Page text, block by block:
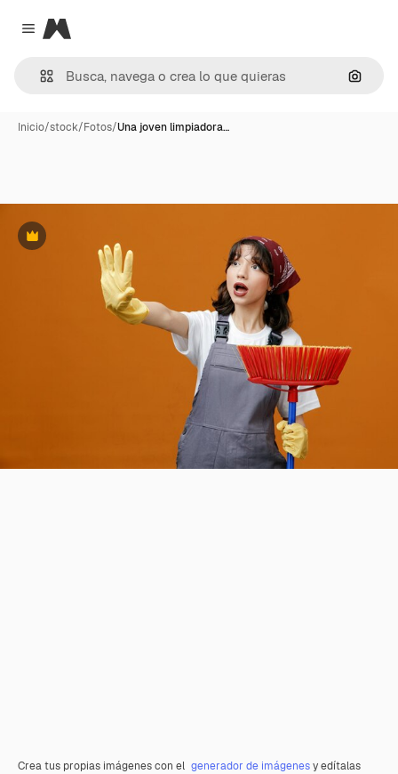
Close menu
Magnific
Inicio/stock/Fotos/Una joven limpiadora…
Premium
Crea tus propias imágenes con el generador de imágenesy edítalas